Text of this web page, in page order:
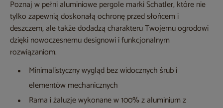
Poznaj w pełni aluminiowe pergole marki Schatler, które nie
tylko zapewnią doskonałą ochronę przed słońcem i
deszczem, ale także dodadzą charakteru Twojemu ogrodowi
dzięki nowoczesnemu designowi i funkcjonalnym
rozwiązaniom.
Minimalistyczny wygląd bez widocznych śrub i
elementów mechanicznych
Rama i żaluzje wykonane w 100% z aluminium z